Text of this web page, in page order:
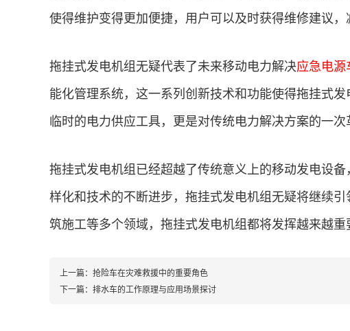
使得维护变得更加便捷，用户可以及时获得维修建议，
拖挂式发电机组无疑代表了未来移动电力解决应急电源
能化管理系统，这一系列创新技术和功能使得拖挂式
临时的电力供应工具，更是对传统电力解决方案的一次
拖挂式发电机组已经超越了传统意义上的移动发电设
样化和技术的不断进步，拖挂式发电机组无疑将继续
筑施工等多个领域，拖挂式发电机组都将发挥越来越
上一篇： 抢险车在灾难救援中的重要角色
下一篇： 排水车的工作原理与应用场景探讨